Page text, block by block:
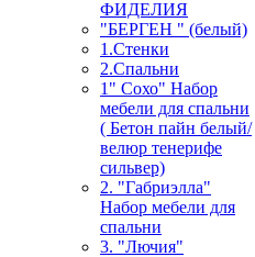
ФИДЕЛИЯ
"БЕРГЕН " (белый)
1.Стенки
2.Спальни
1" Сохо" Набор
мебели для спальни
( Бетон пайн белый/
велюр тенерифе
сильвер)
2. "Габриэлла"
Набор мебели для
спальни
3. "Лючия"